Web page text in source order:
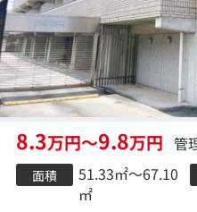
8.3万円～9.8万円 管
面積
51.33㎡～67.10
㎡